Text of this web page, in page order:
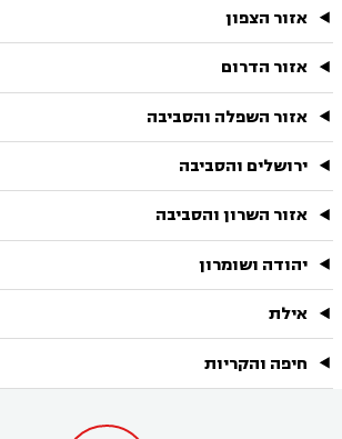
אזור הצפון
אזור הדרום
אזור השפלה והסביבה
ירושלים והסביבה
אזור השרון והסביבה
יהודה ושומרון
אילת
חיפה והקריות